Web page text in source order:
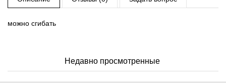
можно сгибать
Недавно просмотренные